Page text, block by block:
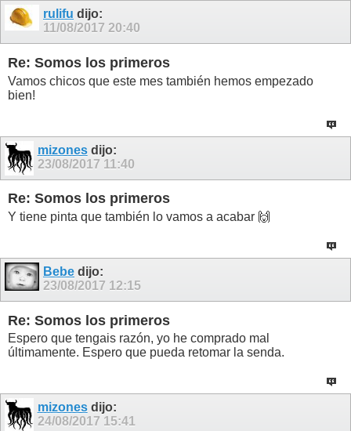
rulifu dijo:
11/08/2017 20:40
Re: Somos los primeros
Vamos chicos que este mes también hemos empezado
bien!
mizonesdijo:
23/08/2017 11:40
Re: Somos los primeros
Y tiene pinta que también lo vamos a acabar 🙌
Bebe dijo:
23/08/2017 12:15
Re: Somos los primeros
Espero que tengais razón, yo he comprado mal
últimamente. Espero que pueda retomar la senda.
mizonesdijo:
24/08/2017 15:41